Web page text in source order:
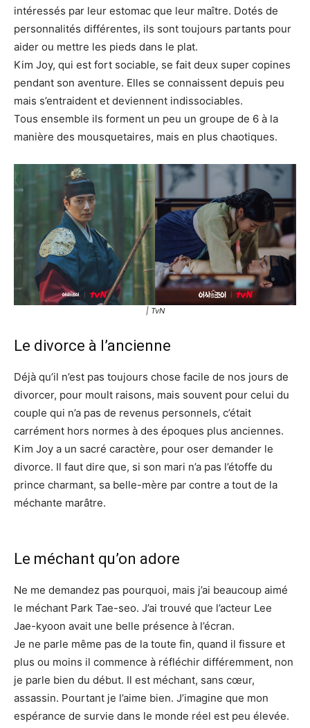
intéressés par leur estomac que leur maître. Dotés de
personnalités différentes, ils sont toujours partants pour
aider ou mettre les pieds dans le plat.
Kim Joy, qui est fort sociable, se fait deux super copines
pendant son aventure. Elles se connaissent depuis peu
mais s’entraident et deviennent indissociables.
Tous ensemble ils forment un peu un groupe de 6 à la
manière des mousquetaires, mais en plus chaotiques.
| TvN
Le divorce à l’ancienne
Déjà qu’il n’est pas toujours chose facile de nos jours de
divorcer, pour moult raisons, mais souvent pour celui du
couple qui n’a pas de revenus personnels, c’était
carrément hors normes à des époques plus anciennes.
Kim Joy a un sacré caractère, pour oser demander le
divorce. Il faut dire que, si son mari n’a pas l’étoffe du
prince charmant, sa belle-mère par contre a tout de la
méchante marâtre.
Le méchant qu’on adore
Ne me demandez pas pourquoi, mais j’ai beaucoup aimé
le méchant Park Tae-seo. J’ai trouvé que l’acteur Lee
Jae-kyoon avait une belle présence à l’écran.
Je ne parle même pas de la toute fin, quand il fissure et
plus ou moins il commence à réfléchir différemment, non
je parle bien du début. Il est méchant, sans cœur,
assassin. Pourtant je l’aime bien. J’imagine que mon
espérance de survie dans le monde réel est peu élevée.